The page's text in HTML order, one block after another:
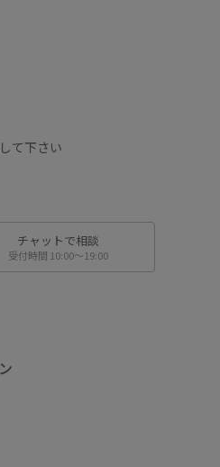
て下さい
チャットで相談
受付時間 10:00〜19:00